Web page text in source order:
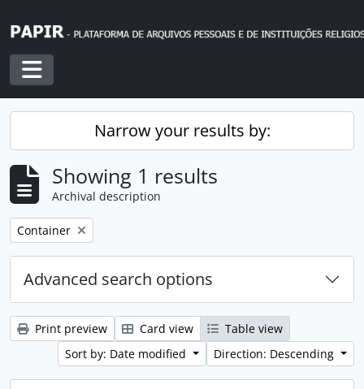
Toggle navigation
Narrow your results by:
Showing 1 results
Archival description
Remove filter:
Container
Advanced search options
Print preview Card view
Table view
Sort by: Date modified
Direction: Descending